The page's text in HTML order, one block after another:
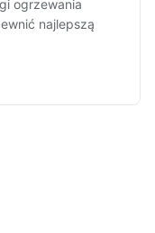
ogrzewania
najlepszą